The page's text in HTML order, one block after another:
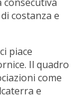
costanza e
piace
Il quadro
come
e